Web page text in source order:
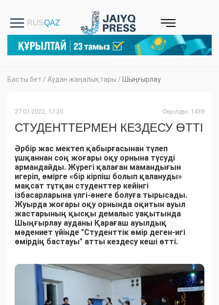
Басты бет / Аудан жаңалықтары / Шыңғырлау
27.01.2022, 17:20 Оқылды: 1439
СТУДЕНТТЕРМЕН КЕЗДЕСУ ӨТТІ
Әрбір жас мектеп қабырғасынан түлеп
ұшқаннан соң жоғары оқу орнына түсуді
армандайды. Жүрегі қалаған мамандығын
игеріп, өмірге «бір кірпіш болып қалануды»
мақсат тұтқан студенттер кейінгі
ізбасарларына үлгі-өнеге болуға тырысады.
Жуырда жоғары оқу орнында оқитын ауыл
жастарының қысқы демалыс уақытында
Шыңғырлау ауданы Қарағаш ауылдық
мәдениет үйінде "Студенттік өмір деген-игі
өмірдің бастауы" атты кездесу кеші өтті.